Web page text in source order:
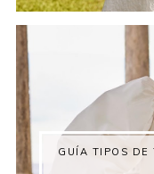
GUÍA TIPOS DE